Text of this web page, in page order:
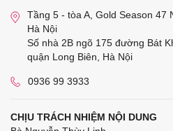
Tầng 5 - tòa A, Gold Season 47
Hà Nội
Số nhà 2B ngõ 175 đường Bát
quận Long Biên, Hà Nội
0936 99 3933
CHỊU TRÁCH NHIỆM NỘI DUNG